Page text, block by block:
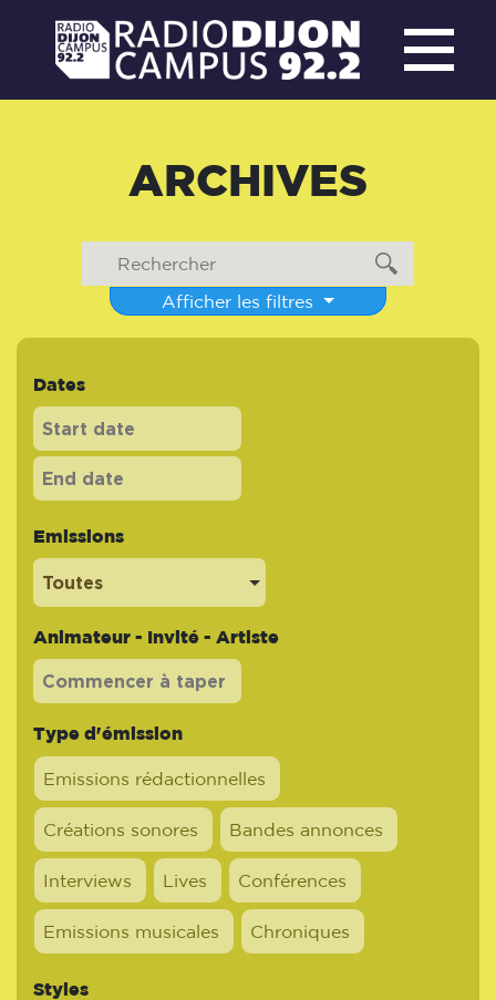
ARCHIVES
Afficher les filtres
Dates
Emissions
Toutes
Animateur - Invité - Artiste
Type d'émission
Emissions rédactionnelles
Créations sonores Bandes annonces
Interviews Lives Conférences
Emissions musicales Chroniques
Styles